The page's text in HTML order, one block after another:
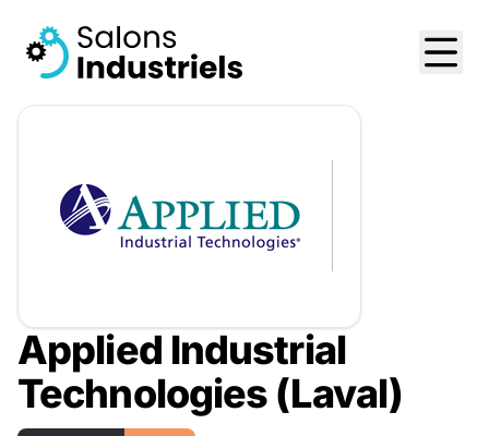
Applied Industrial
Technologies (Laval)